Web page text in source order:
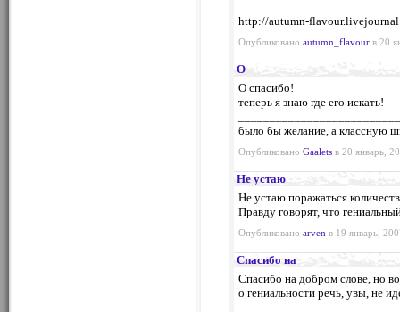
http://autumn-
Опубликовано autumn_flavour в 20
О
О спасибо!
теперь я знаю где его искать!
было бы желание, а классную
Опубликовано Gaalets в 20 январь,
Не устаю
Не устаю поражаться
Правду говорят, что
Опубликовано arven в 19 январь,
Спасибо на
Спасибо на добром слове, но
о гениальности речь, увы, не